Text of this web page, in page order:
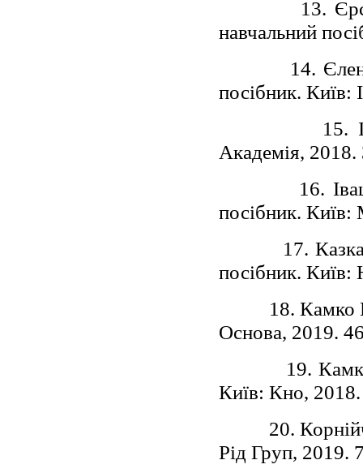
13.
навчальний
14.
посібник. Київ:
15.
Академія, 2018.
16.
посібник. Київ:
17.
посібник.
18. Камко
Основа, 2019.
19.
Київ: Кно,
20.
Рід Груп, 2019.